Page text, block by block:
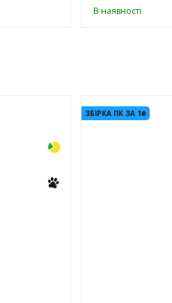
В наявності
ЗБІРКА ПК ЗА 1₴